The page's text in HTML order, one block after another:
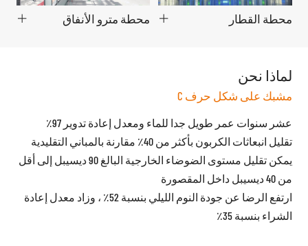
محطة القطار محطة مترو الأنفاق
لماذا نحن
مشبك على شكل حرف C
عشر سنوات عمر طويل جدا للماء ومعدل إعادة تدوير 97٪
تقليل انبعاثات الكربون بأكثر من 40٪ مقارنة بالمباني التقليدية
يمكن تقليل مستوى الضوضاء الخارجية البالغ 90 ديسيبل إلى أقل
من 40 ديسيبل داخل المقصورة
ارتفع الرضا عن جودة النوم الليلي بنسبة 52٪ ، وزاد معدل إعادة
الشراء بنسبة 35٪